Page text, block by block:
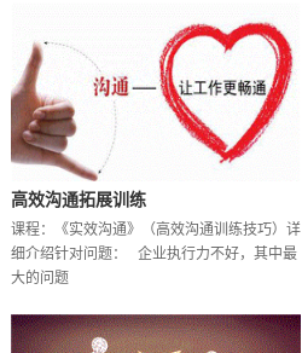
高效沟通拓展训练
课程：《实效沟通》（高效沟通训练技巧）详
细介绍针对问题： 企业执行力不好，其中最
大的问题